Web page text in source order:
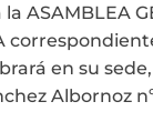
la ASAMBLEA
en su
Albornoz